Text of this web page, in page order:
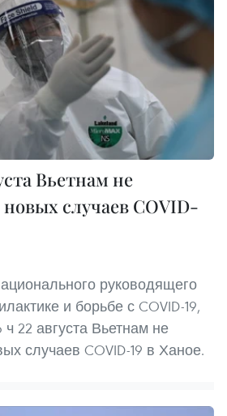
Вьетнам не
случаев COVID-
руководящего
и борьбе с COVID-19,
22 августа Вьетнам не
случаев COVID-19 в Ханое.